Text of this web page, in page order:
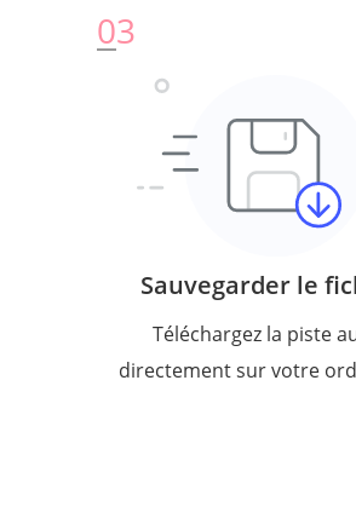
03
Sauvegarder le
Téléchargez la piste
directement sur votre